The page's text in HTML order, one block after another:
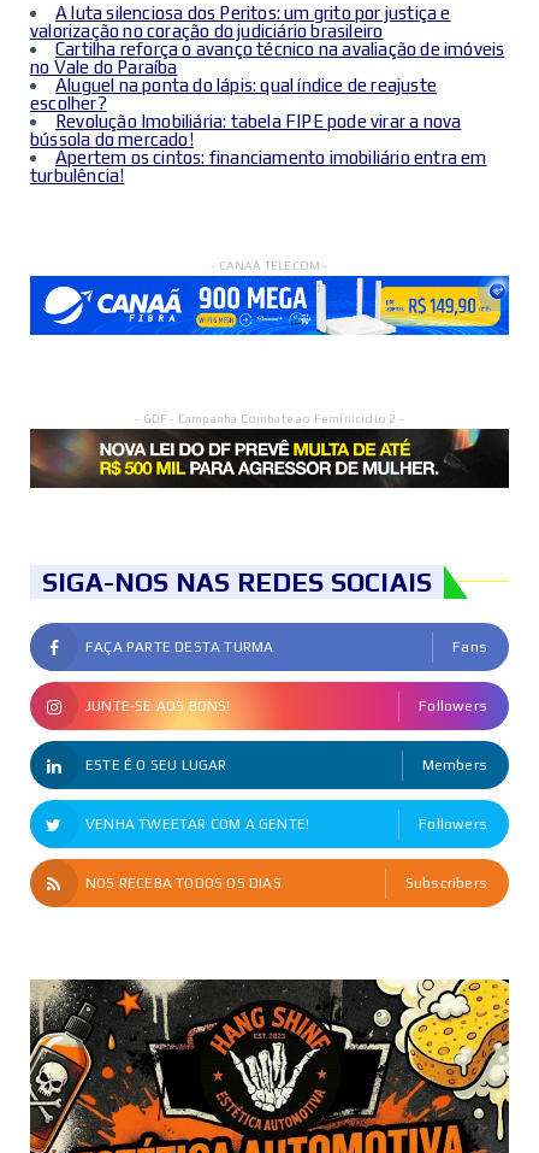
A luta silenciosa dos Peritos: um grito por justiça e
valorização no coração do judiciário brasileiro
Cartilha reforça o avanço técnico na avaliação de imóveis
no Vale do Paraíba
Aluguel na ponta do lápis: qual índice de reajuste
escolher?
Revolução Imobiliária: tabela FIPE pode virar a nova
bússola do mercado!
Apertem os cintos: financiamento imobiliário entra em
turbulência!
- CANAÃ TELECOM -
- GDF - Campanha Combate ao Feminicídio 2 -
SIGA-NOS NAS REDES SOCIAIS
FAÇA PARTE DESTA TURMA Fans
JUNTE-SE AOS BONS! Followers
ESTE É O SEU LUGAR Members
VENHA TWEETAR COM A GENTE! Followers
NOS RECEBA TODOS OS DIAS Subscribers